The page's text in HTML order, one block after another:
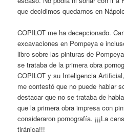
que decidimos quedarnos en
COPILOT me ha decepcionado.
excavaciones en Pompeya e
libro sobre las pinturas de
se trataba de la primera obra
COPILOT y su Inteligencia Artificial,
me contestó que no puede hablar
destacar que no se trataba de
que la primera obra impresa con
consideraron pornografía. ¡¡¡La
tiránica!!!